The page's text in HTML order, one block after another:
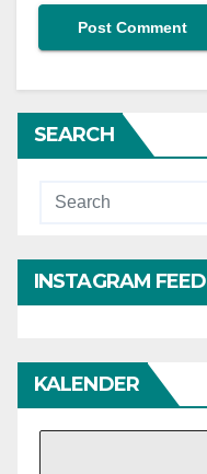
SEARCH
INSTAGRAM FEED
KALENDER